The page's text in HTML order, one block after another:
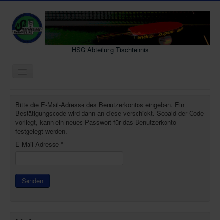
HSG Abteilung Tischtennis
Senioren
Jugend
Vereinsleben
Interessenten
Bitte die E-Mail-Adresse des Benutzerkontos eingeben. Ein
Bestätigungscode wird dann an diese verschickt. Sobald der Code
vorliegt, kann ein neues Passwort für das Benutzerkonto
festgelegt werden.
E-Mail-Adresse *
Senden